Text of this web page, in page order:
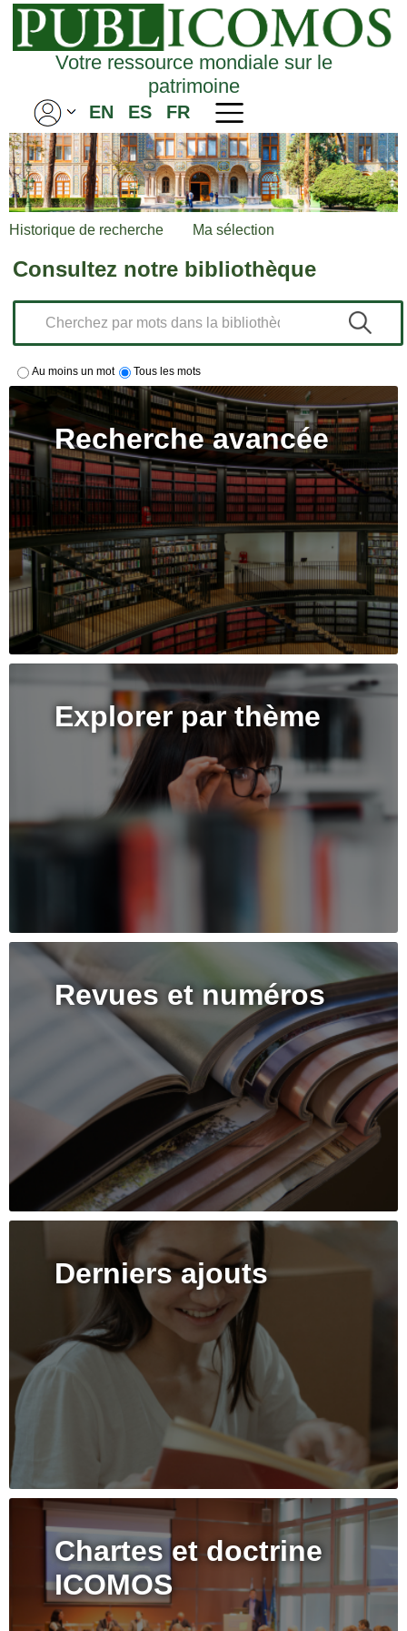
Votre ressource mondiale sur le
patrimoine
EN ES FR
Historique de recherche Ma sélection
Consultez notre bibliothèque
Au moins un mot Tous les mots
Recherche avancée
Explorer par thème
Revues et numéros
Derniers ajouts
Chartes et doctrine
ICOMOS